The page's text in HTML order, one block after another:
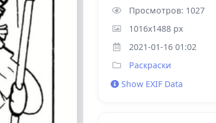
Просмотров: 1027
1016x1488 px
2021-01-16 01:02
Раскраски
Show EXIF Data